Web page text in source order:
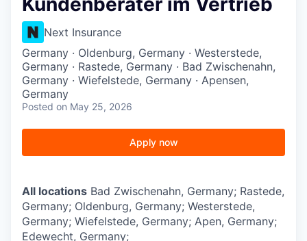
Next Insurance
Germany · Oldenburg, Germany · Westerstede,
Germany · Rastede, Germany · Bad Zwischenahn,
Germany · Wiefelstede, Germany · Apensen,
Germany
Posted on May 25, 2026
Apply now
All locations Bad Zwischenahn, Germany; Rastede,
Germany; Oldenburg, Germany; Westerstede,
Germany; Wiefelstede, Germany; Apen, Germany;
Edewecht, Germany;